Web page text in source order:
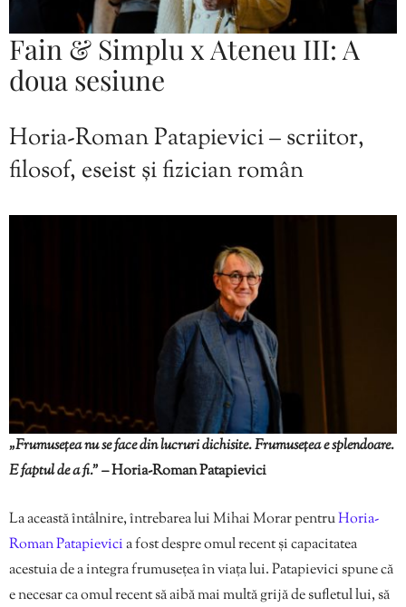
Fain & Simplu x Ateneu III: A
doua sesiune
Horia-Roman Patapievici – scriitor,
filosof, eseist și fizician român
„Frumusețea nu se face din lucruri dichisite. Frumusețea e splendoare.
E faptul de a fi.”– Horia-Roman Patapievici
La această întâlnire, întrebarea lui Mihai Morar pentruHoria-
Roman Patapievicia fost despre omul recent și capacitatea
acestuia de a integra frumusețea în viața lui. Patapievici spune că
e necesar ca omul recent să aibă mai multă grijă de sufletul lui, să